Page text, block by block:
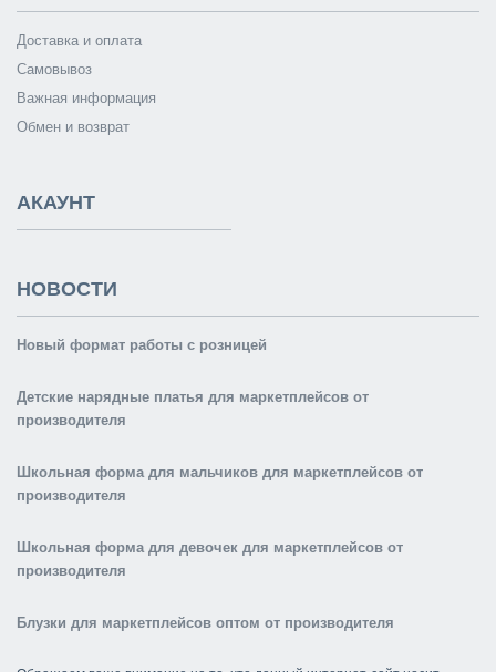
Доставка и оплата
Самовывоз
Важная информация
Обмен и возврат
АКАУНТ
НОВОСТИ
Новый формат работы с розницей
Детские нарядные платья для маркетплейсов от
производителя
Школьная форма для мальчиков для маркетплейсов от
производителя
Школьная форма для девочек для маркетплейсов от
производителя
Блузки для маркетплейсов оптом от производителя